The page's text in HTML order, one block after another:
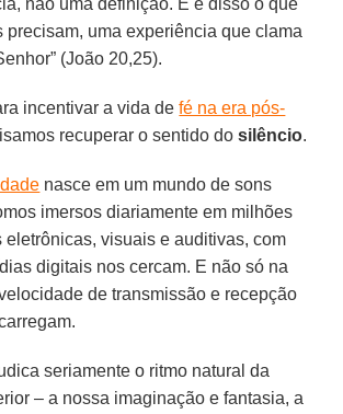
precisam, uma experiência que clama
(João 20,25).
incentivar a vida de fé na era pós-
recuperar o sentido dosilêncio.
nasce em um mundo de sons
imersos diariamente em milhões
eletrônicas, visuais e auditivas, com
digitais nos cercam. E não só na
de transmissão e recepção
seriamente o ritmo natural da
– a nossa imaginação e fantasia, a